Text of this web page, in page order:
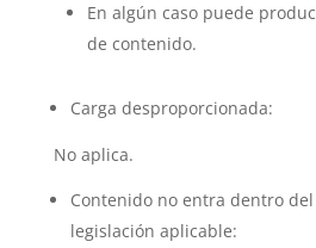
En algún caso puede
de contenido.
Carga desproporcionada:
No aplica.
Contenido no entra dentro
legislación aplicable: